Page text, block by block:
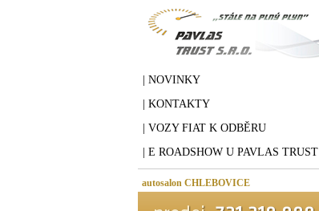
| NOVINKY
| KONTAKTY
| VOZY FIAT K ODBĚRU
| E ROADSHOW U PAVLAS TRUST
autosalon CHLEBOVICE